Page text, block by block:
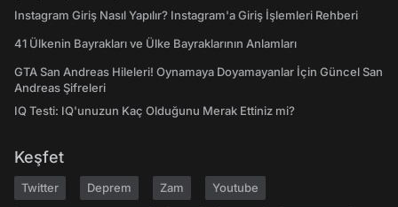
Instagram Giriş Nasıl Yapılır? Instagram'a Giriş İşlemleri Rehberi
41 Ülkenin Bayrakları ve Ülke Bayraklarının Anlamları
GTA San Andreas Hileleri! Oynamaya Doyamayanlar İçin Güncel San
Andreas Şifreleri
IQ Testi: IQ'unuzun Kaç Olduğunu Merak Ettiniz mi?
Keşfet
Twitter Deprem Zam Youtube